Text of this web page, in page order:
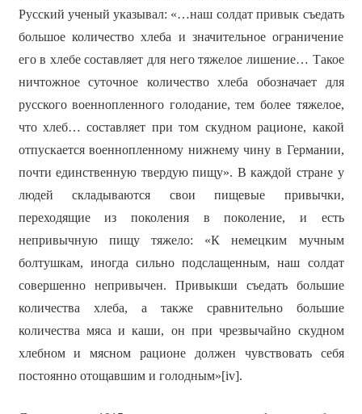
Русский ученый указывал: «…наш солдат привык съедать
большое количество хлеба и значительное ограничение
его в хлебе составляет для него тяжелое лишение… Такое
ничтожное суточное количество хлеба обозначает для
русского военнопленного голодание, тем более тяжелое,
что хлеб… составляет при том скудном рационе, какой
отпускается военнопленному нижнему чину в Германии,
почти единственную твердую пищу». В каждой стране у
людей складываются свои пищевые привычки,
переходящие из поколения в поколение, и есть
непривычную пищу тяжело: «К немецким мучным
болтушкам, иногда сильно подслащенным, наш солдат
совершенно непривычен. Привыкши съедать большие
количества хлеба, а также сравнительно большие
количества мяса и каши, он при чрезвычайно скудном
хлебном и мясном рационе должен чувствовать себя
постоянно отощавшим и голодным»[iv].